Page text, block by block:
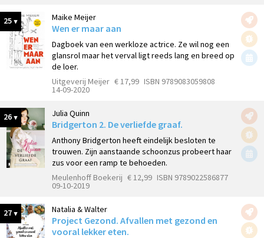
25 Maike Meijer
Wen er maar aan
Dagboek van een werkloze actrice. Ze wil nog een
glansrol maar het verval ligt reeds lang en breed op
de loer.
Uitgeverij Meijer € 17,99 ISBN 9789083059808
14-09-2020
26 Julia Quinn
Bridgerton 2. De verliefde graaf.
Anthony Bridgerton heeft eindelijk besloten te
trouwen. Zijn aanstaande schoonzus probeert haar
zus voor een ramp te behoeden.
Meulenhoff Boekerij € 12,99 ISBN 9789022586877
09-10-2019
27 Natalia & Walter
Project Gezond. Afvallen met gezond en
vooral lekker eten.